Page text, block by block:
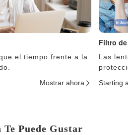
el tiempo frente a la
Mostrar ahora
Filtro de
Las
Starting at
Te Puede Gustar